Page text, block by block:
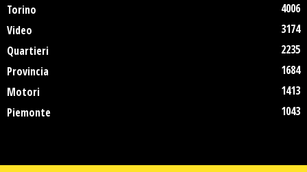
Torino
4006
Video
3174
Quartieri
2235
Provincia
1684
Motori
1413
Piemonte
1043